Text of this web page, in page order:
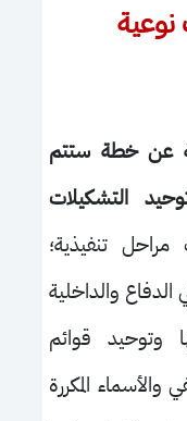
عن خطة ستتم
التشكيلات
تنفيذية؛
الدفاع والداخلية
وتوحيد قوائم
والأسماء المكررة